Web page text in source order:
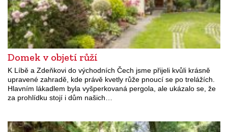
Domek v objetí růží
K Líbě a Zdeňkovi do východních Čech jsme přijeli kvůli krásně
upravené zahradě, kde právě kvetly růže pnoucí se po trelážích.
Hlavním lákadlem byla vyšperkovaná pergola, ale ukázalo se, že
za prohlídku stojí i dům našich…